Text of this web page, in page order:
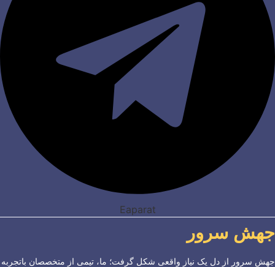
Eaparat
جهش سرور
جهش سرور از دل یک نیاز واقعی شکل گرفت؛ ما، تیمی از متخصصان باتجربه